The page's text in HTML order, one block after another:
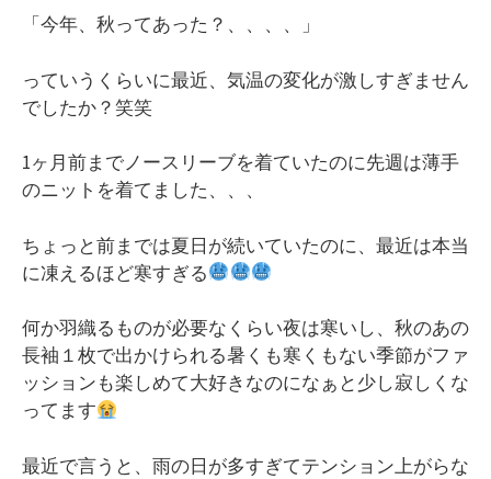
「今年、秋ってあった？、、、、」
っていうくらいに最近、気温の変化が激しすぎません
でしたか？笑笑
1ヶ月前までノースリーブを着ていたのに先週は薄手
のニットを着てました、、、
ちょっと前までは夏日が続いていたのに、最近は本当
に凍えるほど寒すぎる
何か羽織るものが必要なくらい夜は寒いし、秋のあの
長袖１枚で出かけられる暑くも寒くもない季節がファ
ッションも楽しめて大好きなのになぁと少し寂しくな
ってます
最近で言うと、雨の日が多すぎてテンション上がらな